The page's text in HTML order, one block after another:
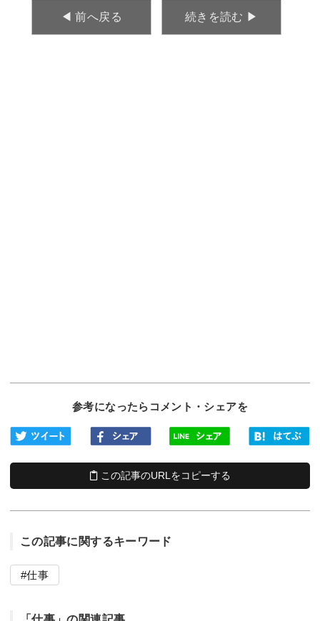
◀︎ 前へ戻る 続きを読む ▶︎
参考になったらコメント・シェアを
この記事のURLをコピーする
この記事に関するキーワード
仕事